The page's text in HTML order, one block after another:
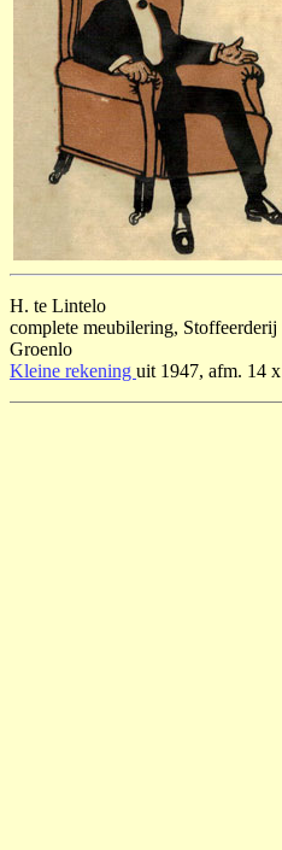
H. te Lintelo
complete meubilering, Stoffeerderij
Groenlo
Kleine rekening uit 1947, afm. 14